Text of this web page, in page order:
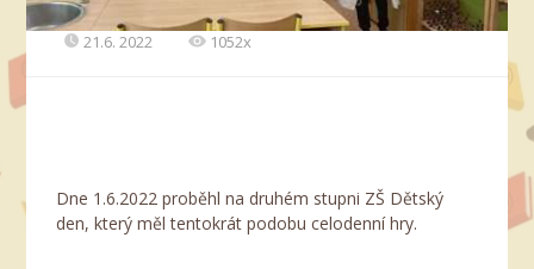
21.6. 2022 1052x
Dne 1.6.2022 proběhl na druhém stupni ZŠ Dětský
den, který měl tentokrát podobu celodenní hry.